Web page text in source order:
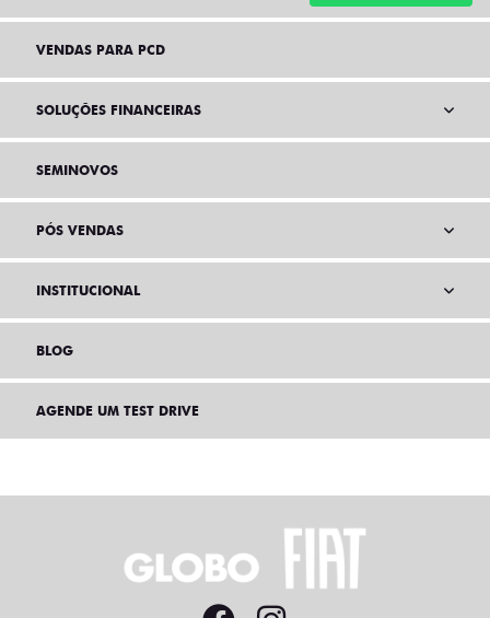
VENDAS PARA PCD
SOLUÇÕES FINANCEIRAS
SEMINOVOS
PÓS VENDAS
INSTITUCIONAL
BLOG
AGENDE UM TEST DRIVE